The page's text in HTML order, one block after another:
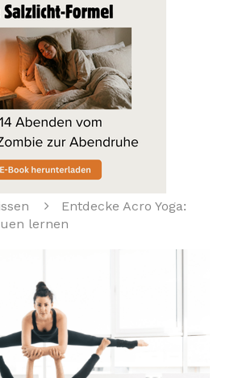
Entdecke Acro Yoga:
lernen